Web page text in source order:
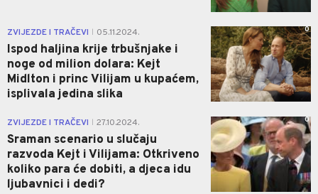
ZVIJEZDE I TRAČEVI 05.11.2024.
Ispod haljina krije trbušnjake i
noge od milion dolara: Kejt
Midlton i princ Vilijam u kupaćem,
isplivala jedina slika
0
ZVIJEZDE I TRAČEVI 27.10.2024.
Sraman scenario u slučaju
razvoda Kejt i Vilijama: Otkriveno
koliko para će dobiti, a djeca idu
ljubavnici i dedi?
0